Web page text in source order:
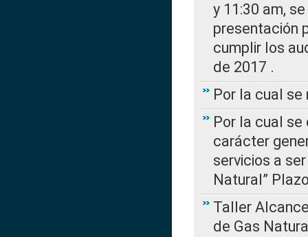
y 11:30 am,
presentación
cumplir los
de 2017 .
Por la cual se
Por la cual
carácter
servicios a
Natural”
Taller
de Gas